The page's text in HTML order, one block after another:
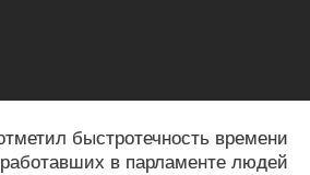
быстротечность времени
в парламенте людей